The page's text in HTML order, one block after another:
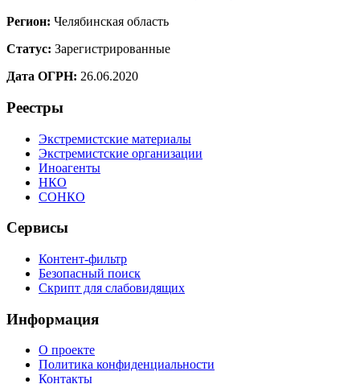
Регион: Челябинская область
Статус: Зарегистрированные
Дата ОГРН: 26.06.2020
Реестры
Экстремистские материалы
Экстремистские организации
Иноагенты
НКО
СОНКО
Сервисы
Контент-фильтр
Безопасный поиск
Скрипт для слабовидящих
Информация
О проекте
Политика конфиденциальности
Контакты